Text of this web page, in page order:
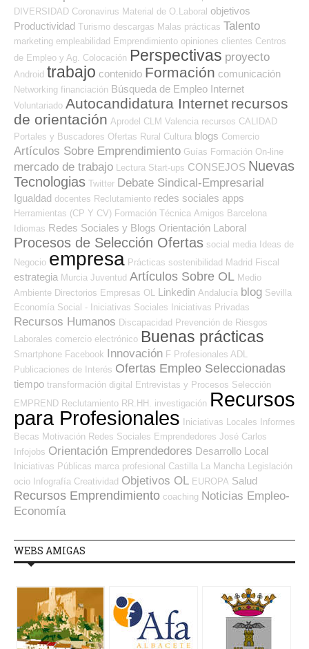
DIVERSIDAD Coronavirus Material de O.Laboral objetivos
Productividad Turismo descargas Malas prácticas Talento
marketing empleabilidad Emprendimiento opiniones clientes Centros
de Empleo y Ag. Colocación Perspectivas proyecto
Android trabajo contenido Formación comunicación
Networking financiación Búsqueda de Empleo Internet
Voluntariado Autocandidatura Internet recursos
de orientación Aprodel CLM Valencia recursos CALIDAD
Portales y Buscadores Ofertas Rural Cultura blogs Comercio
Artículos Sobre Emprendimiento Guías Formación On-line
mercado de trabajo Lectura Start-ups CONSEJOS Nuevas
Tecnologias Twitter Debate Sindical-Empresarial
Igualdad docentes Reclutamiento redes sociales apps
Herramientas (CP Y CV) Formación Técnica Amigos Barcelona
Idiomas Redes Sociales y Blogs Orientación Laboral
Procesos de Selección Ofertas social media Ideas de
Negocio empresa Prácticas sostenibilidad Madrid Fiscal
estrategia Murcia Juventud Artículos Sobre OL Medio
Ambiente Directorios Empresas OL Linkedin Andalucía blog Sevilla
Economía Social - Iniciativas Sociales Iniciativas Privadas
Recursos Humanos Discapacidad Prevención de Riesgos
Laborales comercio electrónico Buenas prácticas
Smartphone Facebook Innovación F Profesionales ADL
Publicaciones de Interés Ofertas Empleo Seleccionadas
tiempo transformación digital Entrevistas y Procesos Selección
EMPREND Reclutamiento RR.HH. investigación Recursos
para Profesionales Iniciativas Locales Informes
Becas Motivación Redes Sociales Emprendedores José Carlos
Infojobs Orientación Emprendedores Desarrollo Local
Iniciativas Públicas marca profesional Castilla La Mancha Legislación
ocio Infografía Creatividad Objetivos OL EUROPA Salud
Recursos Emprendimiento coaching Noticias Empleo-
Economía
WEBS AMIGAS